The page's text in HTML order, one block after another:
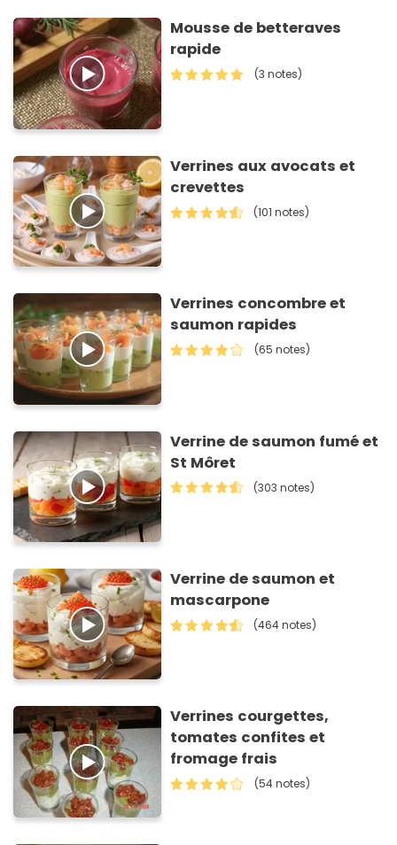
Mousse de betteraves
rapide
(3 notes)
Verrines aux avocats et
crevettes
(101 notes)
Verrines concombre et
saumon rapides
(65 notes)
Verrine de saumon fumé et
St Môret
(303 notes)
Verrine de saumon et
mascarpone
(464 notes)
Verrines courgettes,
tomates confites et
fromage frais
(54 notes)